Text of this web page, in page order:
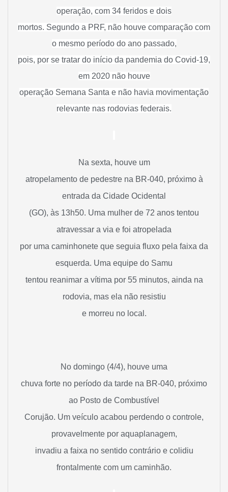
operação, com 34 feridos e dois
mortos. Segundo a PRF, não houve comparação com
o mesmo período do ano passado,
pois, por se tratar do início da pandemia do Covid-19,
em 2020 não houve
operação Semana Santa e não havia movimentação
relevante nas rodovias federais.
Na sexta, houve um
atropelamento de pedestre na BR-040, próximo à
entrada da Cidade Ocidental
(GO), às 13h50. Uma mulher de 72 anos tentou
atravessar a via e foi atropelada
por uma caminhonete que seguia fluxo pela faixa da
esquerda. Uma equipe do Samu
tentou reanimar a vítima por 55 minutos, ainda na
rodovia, mas ela não resistiu
e morreu no local.
No domingo (4/4), houve uma
chuva forte no período da tarde na BR-040, próximo
ao Posto de Combustível
Corujão. Um veículo acabou perdendo o controle,
provavelmente por aquaplanagem,
invadiu a faixa no sentido contrário e colidiu
frontalmente com um caminhão.